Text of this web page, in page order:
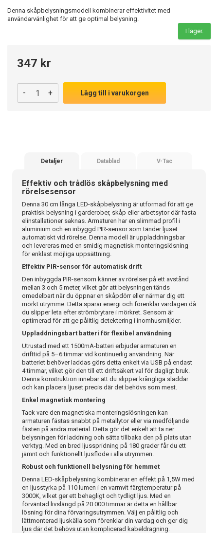
Denna skåpbelysningsmodell kombinerar effektivitet med
användarvänlighet för att ge optimal belysning.
I lager.
347 kr
- + Lägg till i varukorgen
Detaljer Datablad V-Tac
Effektiv och trådlös skåpbelysning med
rörelsesensor
Denna 30 cm långa LED-skåpbelysning är utformad för att ge
praktisk belysning i garderober, skåp eller arbetsytor där fasta
elinstallationer saknas. Armaturen har en slimmad profil i
aluminium och en inbyggd PIR-sensor som tänder ljuset
automatiskt vid rörelse. Denna modell är uppladdningsbar
och levereras med en smidig magnetisk monteringslösning
för enklast möjliga uppsättning.
Effektiv PIR-sensor för automatisk drift
Den inbyggda PIR-sensorn känner av rörelser på ett avstånd
mellan 3 och 5 meter, vilket gör att belysningen tänds
omedelbart när du öppnar en skåpdörr eller närmar dig ett
mörkt utrymme. Detta sparar energi och förenklar vardagen då
du slipper leta efter strömbrytare i mörkret. Sensorn är
optimerad för att ge pålitlig detektering i inomhusmiljöer.
Uppladdningsbart batteri för flexibel användning
Utrustad med ett 1500mA-batteri erbjuder armaturen en
drifttid på 5–6 timmar vid kontinuerlig användning. När
batteriet behöver laddas görs detta enkelt via USB på endast
4 timmar, vilket gör den till ett driftsäkert val för dagligt bruk.
Denna konstruktion innebär att du slipper krångliga sladdar
och kan placera ljuset precis där det behövs som mest.
Enkel magnetisk montering
Tack vare den magnetiska monteringslösningen kan
armaturen fästas snabbt på metallytor eller via medföljande
fästen på andra material. Detta gör det enkelt att ta ner
belysningen för laddning och sätta tillbaka den på plats utan
verktyg. Med en bred ljusspridning på 180 grader får du ett
jämnt och funktionellt ljusflöde i alla utrymmen.
Robust och funktionell belysning för hemmet
Denna LED-skåpbelysning kombinerar en effekt på 1,5W med
en ljusstyrka på 110 lumen i en varmvit färgtemperatur på
3000K, vilket ger ett behagligt och tydligt ljus. Med en
förväntad livslängd på 20 000 timmar är detta en hållbar
lösning för dina förvaringsutrymmen. Välj en pålitlig och
lättmonterad ljuskälla som förenklar din vardag och ger dig
ljus där det behövs utan komplicerad kabeldragning.